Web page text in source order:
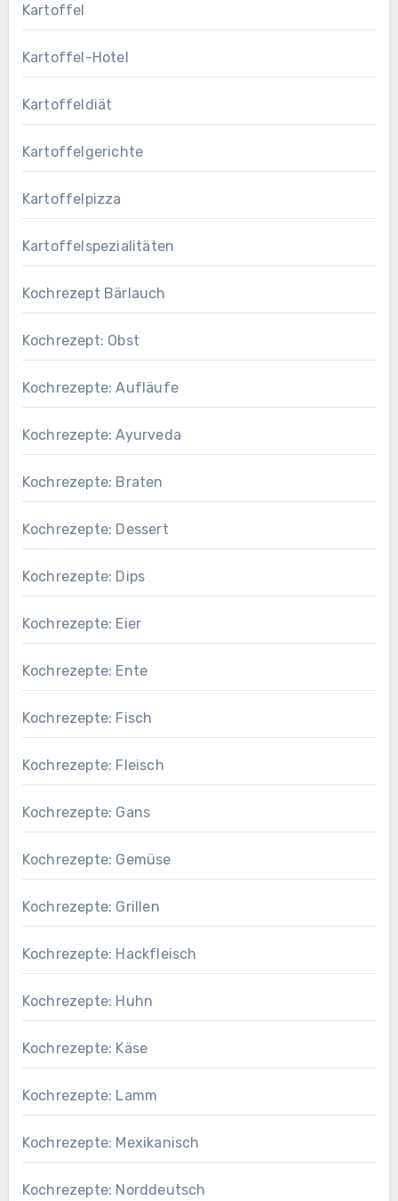
Kartoffel
Kartoffel-Hotel
Kartoffeldiät
Kartoffelgerichte
Kartoffelpizza
Kartoffelspezialitäten
Kochrezept Bärlauch
Kochrezept: Obst
Kochrezepte: Aufläufe
Kochrezepte: Ayurveda
Kochrezepte: Braten
Kochrezepte: Dessert
Kochrezepte: Dips
Kochrezepte: Eier
Kochrezepte: Ente
Kochrezepte: Fisch
Kochrezepte: Fleisch
Kochrezepte: Gans
Kochrezepte: Gemüse
Kochrezepte: Grillen
Kochrezepte: Hackfleisch
Kochrezepte: Huhn
Kochrezepte: Käse
Kochrezepte: Lamm
Kochrezepte: Mexikanisch
Kochrezepte: Norddeutsch